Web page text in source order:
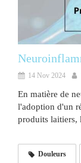
14 Nov 2024
En matière de
l'adoption d'un
produits laitiers,
Douleurs